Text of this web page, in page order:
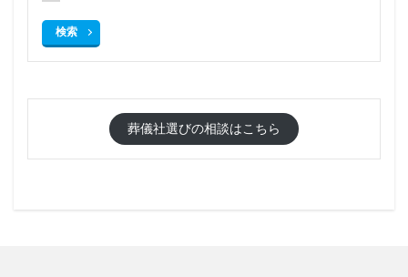
検索
葬儀社選びの相談はこちら